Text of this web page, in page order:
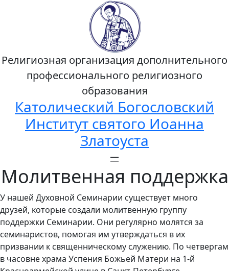
Религиозная организация дополнительного
профессионального религиозного
образования
Католический Богословский
Институт святого Иоанна
Златоуста
Молитвенная поддержка
У нашей Духовной Семинарии существует много
друзей, которые создали молитвенную группу
поддержки Семинарии. Они регулярно молятся за
семинаристов, помогая им утверждаться в их
призвании к священническому служению. По четвергам
в часовне храма Успения Божьей Матери на 1-й